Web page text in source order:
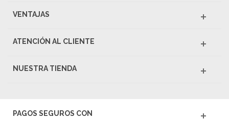
VENTAJAS
ATENCIÓN AL CLIENTE
NUESTRA TIENDA
PAGOS SEGUROS CON